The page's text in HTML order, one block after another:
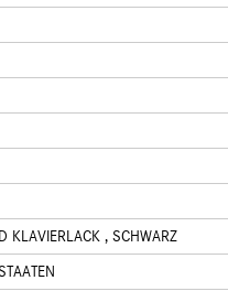
KLAVIERLACK , SCHWARZ